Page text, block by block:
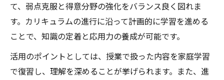
て、弱点克服と得意分野の強化をバランス良く図れま
す。カリキュラムの進行に沿って計画的に学習を進める
ことで、知識の定着と応用力の養成が可能です。
活用のポイントとしては、授業で扱った内容を家庭学習
で復習し、理解を深めることが挙げられます。また、進